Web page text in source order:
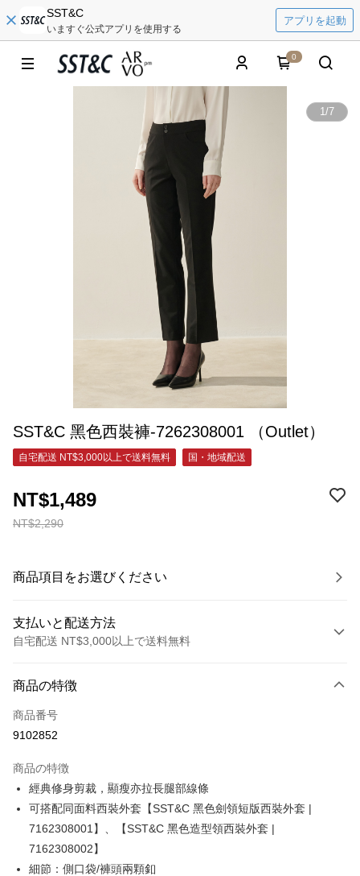
SST&C
いますぐ公式アプリを使用する
アプリを起動
0
1/7
SST&C 黑色西裝褲-7262308001 （Outlet）
自宅配送 NT$3,000以上で送料無料 国・地域配送
NT$2,290
NT$1,489
商品項目をお選びください
支払いと配送方法
自宅配送 NT$3,000以上で送料無料
クレジットカード1回払い
クレジットカード分割払い
合作金庫商業銀行
華南商業銀行
彰化商業銀行
上海商業儲蓄銀行
台北富邦商業銀行
国泰世華商業銀行
兆豐國際商業銀行
台湾中小企業銀行
6回払い、金利0、毎回
華南商業銀行
彰化商業銀行
上海商業儲蓄銀行
台北富邦商業銀行
国泰世華商業銀行
台湾中小企業銀行
LINE Pay
Apple Pay
JKOPAY
商品の特徴
商品番号
9102852
商品の特徴
經典修身剪裁，顯瘦亦拉長腿部線條
可搭配同面料西裝外套【SST&C 黑色劍領短版西裝外套 |
7162308001】、【SST&C 黑色造型領西裝外套 |
7162308002】
細節：側口袋/褲頭兩顆釦